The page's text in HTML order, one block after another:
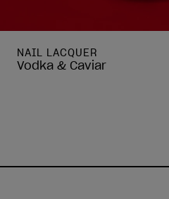
NAIL LACQUER
Vodka & Caviar